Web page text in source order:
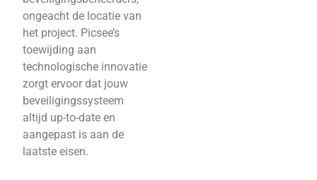
ongeacht de locatie van
het project. Picsee’s
toewijding aan
technologische innovatie
zorgt ervoor dat jouw
beveiligingssysteem
altijd up-to-date en
aangepast is aan de
laatste eisen.